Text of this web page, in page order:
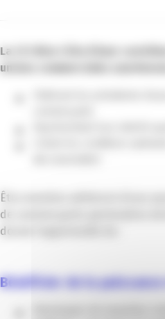
La CCI Nice Côte d’Azur
unions commerciales
Créant les conditions
Être membre adhérent d’une
de commerçants partenaires de
donne l’opportunité de :
Bénéficier de la